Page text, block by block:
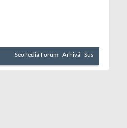
SeoPedia Forum Arhivă Sus